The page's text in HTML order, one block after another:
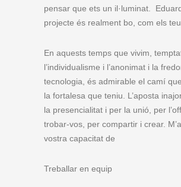
pensar que ets un il·luminat.
projecte és realment bo, com els
En aquests temps que vivim,
l’individualisme i l’anonimat i la
tecnologia, és admirable el camí
la fortalesa que teniu. L’aposta
la presencialitat i per la unió, per
trobar-vos, per compartir i crear.
vostra capacitat de
Treballar en equip